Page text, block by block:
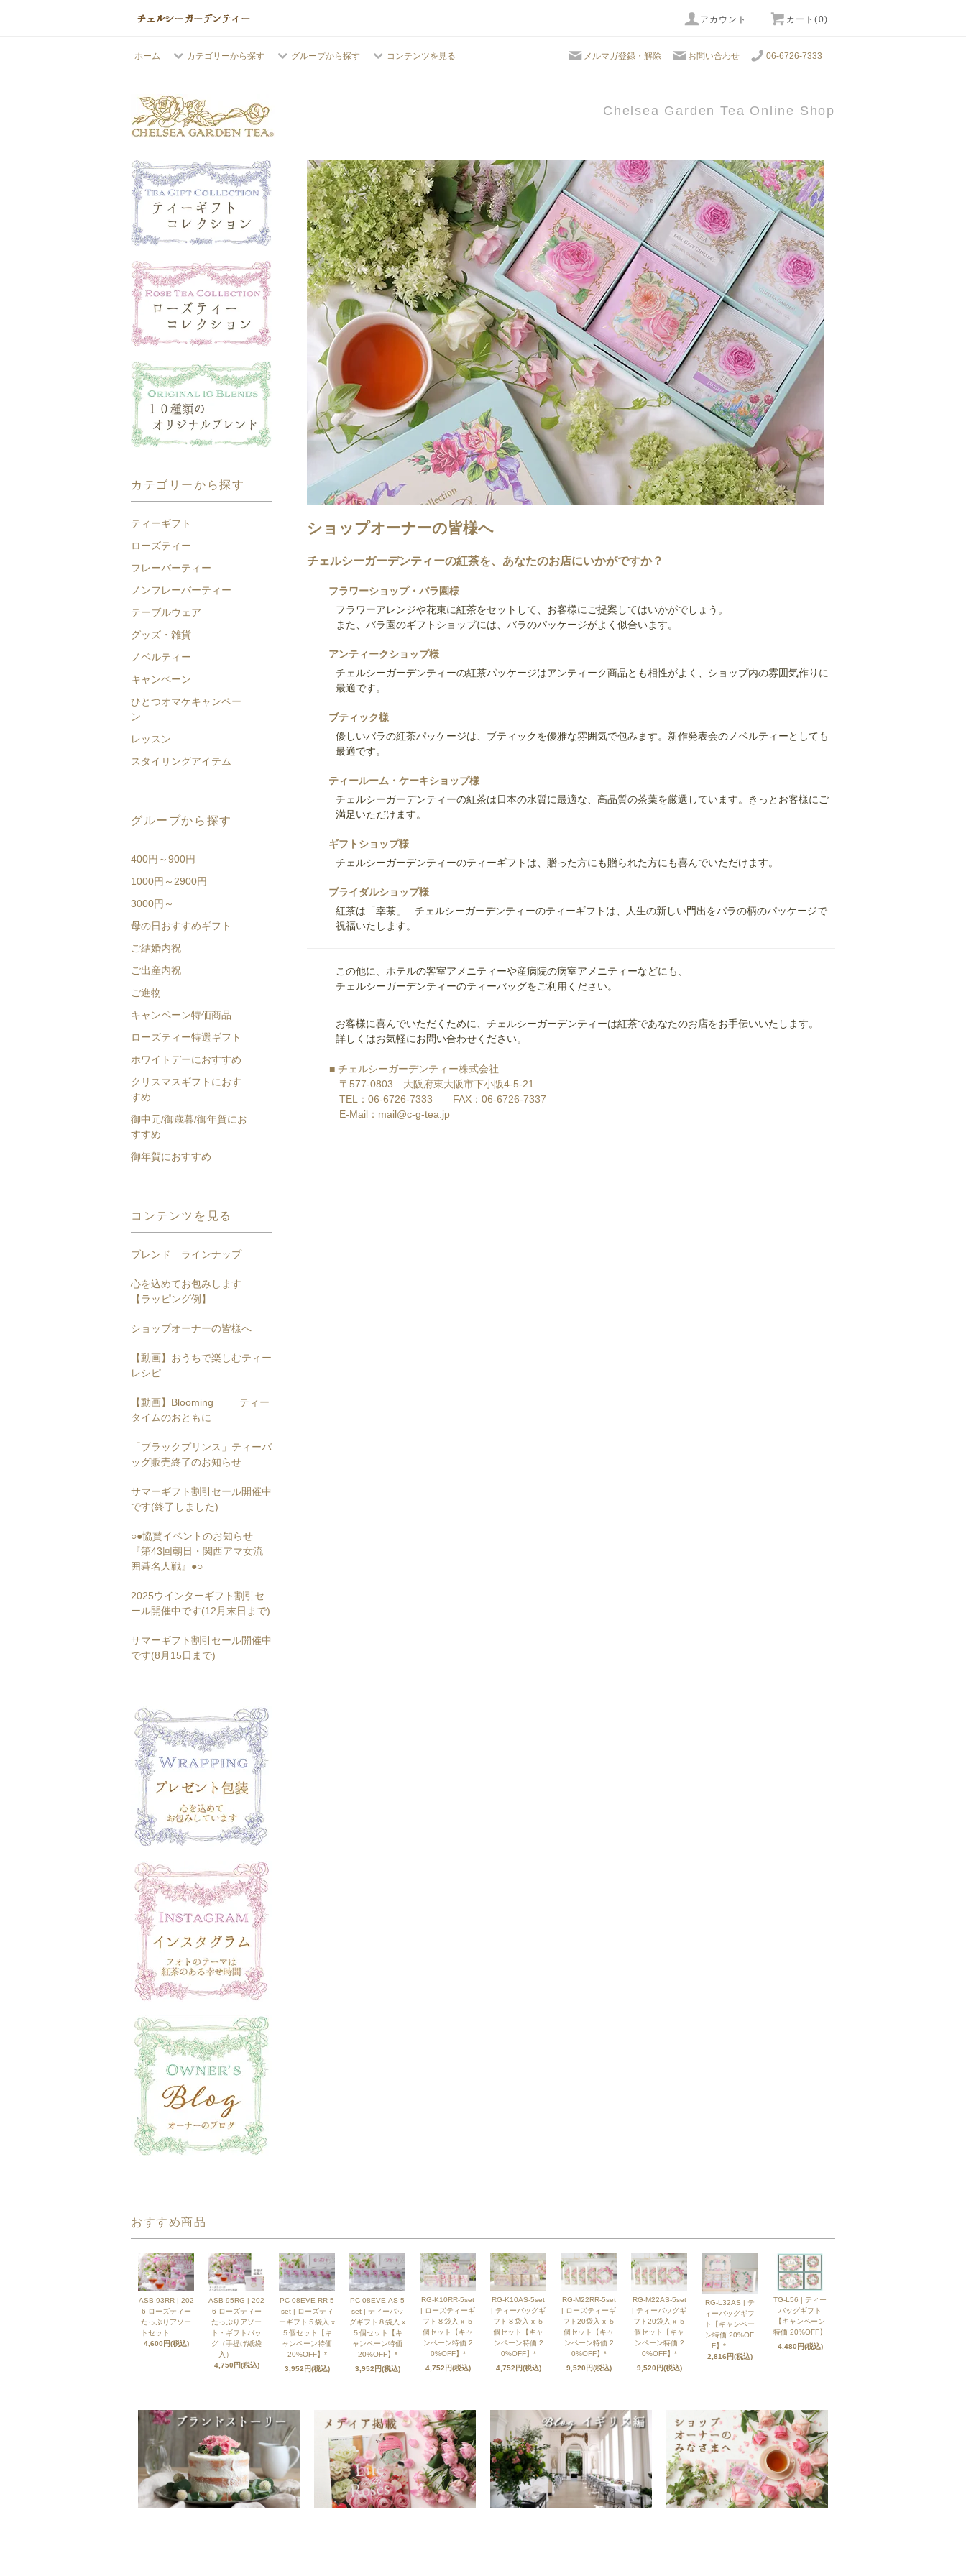
アカウント カート(0)
ホーム カテゴリーから探す グループから探す コンテンツを見る メルマガ登録・解除 お問い合わせ 06-6726-7333
Chelsea Garden Tea Online Shop
ショップオーナーの皆様へ
チェルシーガーデンティーの紅茶を、あなたのお店にいかがですか？
フラワーショップ・バラ園様
フラワーアレンジや花束に紅茶をセットして、お客様にご提案してはいかがでしょう。
また、バラ園のギフトショップには、バラのパッケージがよく似合います。
アンティークショップ様
チェルシーガーデンティーの紅茶パッケージはアンティーク商品とも相性がよく、ショップ内の雰囲気作りに
最適です。
ブティック様
優しいバラの紅茶パッケージは、ブティックを優雅な雰囲気で包みます。新作発表会のノベルティーとしても
最適です。
ティールーム・ケーキショップ様
チェルシーガーデンティーの紅茶は日本の水質に最適な、高品質の茶葉を厳選しています。きっとお客様にご
満足いただけます。
ギフトショップ様
チェルシーガーデンティーのティーギフトは、贈った方にも贈られた方にも喜んでいただけます。
ブライダルショップ様
紅茶は「幸茶」...チェルシーガーデンティーのティーギフトは、人生の新しい門出をバラの柄のパッケージで
祝福いたします。
この他に、ホテルの客室アメニティーや産病院の病室アメニティーなどにも、
チェルシーガーデンティーのティーバッグをご利用ください。
お客様に喜んでいただくために、チェルシーガーデンティーは紅茶であなたのお店をお手伝いいたします。
詳しくはお気軽にお問い合わせください。
■ チェルシーガーデンティー株式会社
〒577-0803 大阪府東大阪市下小阪4-5-21
TEL：06-6726-7333 FAX：06-6726-7337
E-Mail：mail@c-g-tea.jp
カテゴリーから探す
ティーギフト
ローズティー
フレーバーティー
ノンフレーバーティー
テーブルウェア
グッズ・雑貨
ノベルティー
キャンペーン
ひとつオマケキャンペー
ン
レッスン
スタイリングアイテム
グループから探す
400円～900円
1000円～2900円
3000円～
母の日おすすめギフト
ご結婚内祝
ご出産内祝
ご進物
キャンペーン特価商品
ローズティー特選ギフト
ホワイトデーにおすすめ
クリスマスギフトにおす
すめ
御中元/御歳暮/御年賀にお
すすめ
御年賀におすすめ
コンテンツを見る
ブレンド ラインナップ
心を込めてお包みします
【ラッピング例】
ショップオーナーの皆様へ
【動画】おうちで楽しむティー
レシピ
【動画】Blooming ティー
タイムのおともに
「ブラックプリンス」ティーバ
ッグ販売終了のお知らせ
サマーギフト割引セール開催中
です(終了しました)
○●協賛イベントのお知らせ
『第43回朝日・関西アマ女流
囲碁名人戦』●○
2025ウインターギフト割引セ
ール開催中です(12月末日まで)
サマーギフト割引セール開催中
です(8月15日まで)
おすすめ商品
ASB-93RR | 202
6 ローズティー
たっぷりアソー
トセット
4,600円(税込)
ASB-95RG | 202
6 ローズティー
たっぷりアソー
ト・ギフトバッ
グ（手提げ紙袋
入）
4,750円(税込)
PC-08EVE-RR-5
set | ローズティ
ーギフト５袋入 x
５個セット【キ
ャンペーン特価
20%OFF】*
3,952円(税込)
PC-08EVE-AS-5
set | ティーバッ
グギフト８袋入 x
５個セット【キ
ャンペーン特価
20%OFF】*
3,952円(税込)
RG-K10RR-5set
| ローズティーギ
フト８袋入 x ５
個セット【キャ
ンペーン特価 2
0%OFF】*
4,752円(税込)
RG-K10AS-5set
| ティーバッグギ
フト８袋入 x ５
個セット【キャ
ンペーン特価 2
0%OFF】*
4,752円(税込)
RG-M22RR-5set
| ローズティーギ
フト20袋入 x ５
個セット【キャ
ンペーン特価 2
0%OFF】*
9,520円(税込)
RG-M22AS-5set
| ティーバッグギ
フト20袋入 x ５
個セット【キャ
ンペーン特価 2
0%OFF】*
9,520円(税込)
RG-L32AS | テ
ィーバッグギフ
ト【キャンペー
ン特価 20%OF
F】*
2,816円(税込)
TG-L56 | ティー
バッグギフト
【キャンペーン
特価 20%OFF】
4,480円(税込)